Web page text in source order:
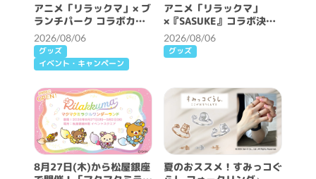
アニメ「リラックマ」× ブ
ランチパーク コラボカフ
ェ開催決定！
2026/08/06
グッズ
イベント・キャンペーン
アニメ「リラックマ」
×『SASUKE』コラボ決
定！
2026/08/06
グッズ
8月27日(木)から松屋銀座
夏のおススメ！すみっコぐ